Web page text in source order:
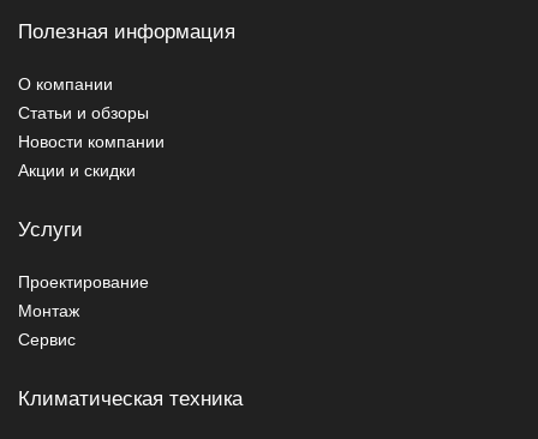
Полезная информация
О компании
Статьи и обзоры
Новости компании
Акции и скидки
Услуги
Проектирование
Монтаж
Сервис
Климатическая техника